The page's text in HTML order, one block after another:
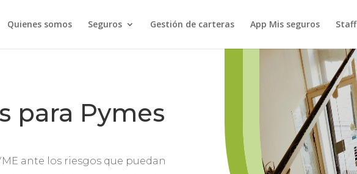
Quienes somos Seguros Gestión de carteras App Mis seguros Staff
para Pymes
ante los riesgos que puedan